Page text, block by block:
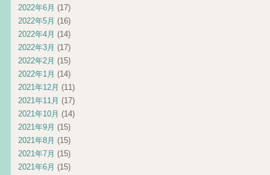
2022年6月 (17)
2022年5月 (16)
2022年4月 (14)
2022年3月 (17)
2022年2月 (15)
2022年1月 (14)
2021年12月 (11)
2021年11月 (17)
2021年10月 (14)
2021年9月 (15)
2021年8月 (15)
2021年7月 (15)
2021年6月 (15)